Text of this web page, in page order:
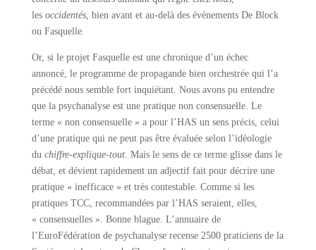
les occidentés, bien avant et au-delà des événements De Block
ou Fasquelle.
Or, si le projet Fasquelle est une chronique d’un échec
annoncé, le programme de propagande bien orchestrée qui l’a
précédé nous semble fort inquiétant. Nous avons pu entendre
que la psychanalyse est une pratique non consensuelle. Le
terme « non consensuelle » a pour l’HAS un sens précis, celui
d’une pratique qui ne peut pas être évaluée selon l’idéologie
du chiffre-explique-tout. Mais le sens de ce terme glisse dans le
débat, et dévient rapidement un adjectif fait pour décrire une
pratique « inefficace » et très contestable. Comme si les
pratiques TCC, recommandées par l’HAS seraient, elles,
« consensuelles ». Bonne blague. L’annuaire de
l’EuroFédération de psychanalyse recense 2500 praticiens de la